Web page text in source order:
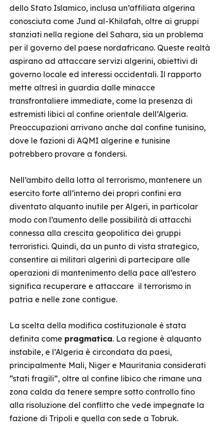
dello Stato Islamico, inclusa un’affiliata algerina
conosciuta come Jund al-Khilafah, oltre ai gruppi
stanziati nella regione del Sahara, sia un problema
per il governo del paese nordafricano. Queste realtà
aspirano ad attaccare servizi algerini, obiettivi di
governo locale ed interessi occidentali. Il rapporto
mette altresì in guardia dalle minacce
transfrontaliere immediate, come la presenza di
estremisti libici al confine orientale dell’Algeria.
Preoccupazioni arrivano anche dal confine tunisino,
dove le fazioni di AQMI algerine e tunisine
potrebbero provare a fondersi.
Nell’ambito della lotta al terrorismo, mantenere un
esercito forte all’interno dei propri confini era
diventato alquanto inutile per Algeri, in particolar
modo con l’aumento delle possibilità di attacchi
connessa alla crescita geopolitica dei gruppi
terroristici. Quindi, da un punto di vista strategico,
consentire ai militari algerini di partecipare alle
operazioni di mantenimento della pace all’estero
significa recuperare e attaccare il terrorismo in
patria e nelle zone contigue.
La scelta della modifica costituzionale è stata
definita come pragmatica. La regione è alquanto
instabile, e l’Algeria è circondata da paesi,
principalmente Mali, Niger e Mauritania considerati
“stati fragili”, oltre al confine libico che rimane una
zona calda da tenere sempre sotto controllo fino
alla risoluzione del conflitto che vede impegnate la
fazione di Tripoli e quella con sede a Tobruk.